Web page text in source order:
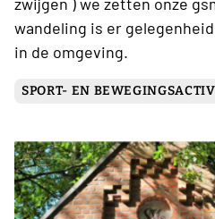
wandeling is er
in de omgeving.
SPORT- EN